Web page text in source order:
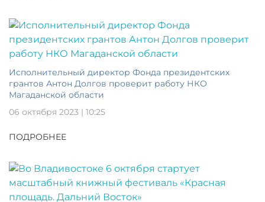
Исполнительный директор Фонда президентских
грантов Антон Долгов проверит работу НКО
Магаданской области
06 октября 2023 | 10:25
ПОДРОБНЕЕ